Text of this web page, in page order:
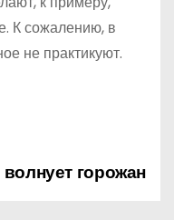
К сожалению, в
не практикуют.
горожан